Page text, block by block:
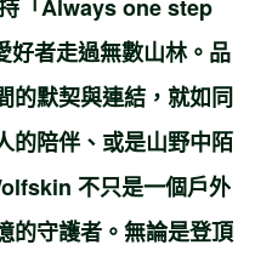
「Always one step
好者走過無數山林。品
的默契與連結，就如同
的陪伴、或是山野中陌
不只是一個戶外
的守護者 。無論是登頂